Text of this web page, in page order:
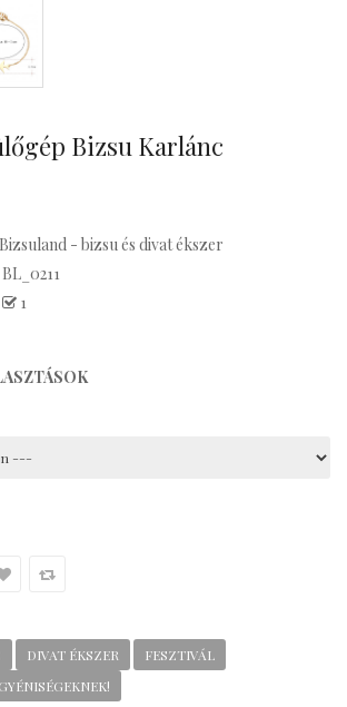
Bizsu Karlánc
Bizsuland - bizsu és divat ékszer
BL_0211
1
DIVAT ÉKSZER
FESZTIVÁL